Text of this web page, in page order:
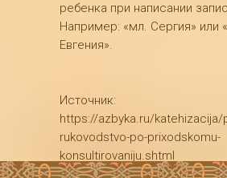
ребенка при написании
Например: «мл. Сергия» или
Евгения».
Источник:
https://azbyka.ru/
rukovodstvo-po-prixodskomu-
konsultirovaniju.shtml